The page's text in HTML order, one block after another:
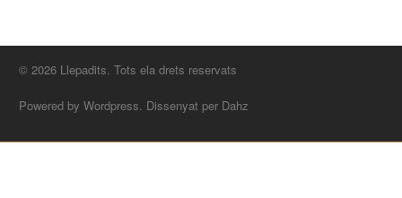
© 2026 Llepadits. Tots ela drets reservats
Powered by Wordpress. Dissenyat per Dahz